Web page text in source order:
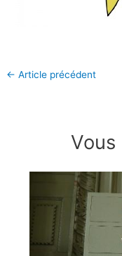
← Article précédent
Vous